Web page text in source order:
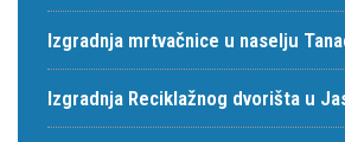
Izgradnja mrtvačnice u naselju
Izgradnja Reciklažnog dvorišta u